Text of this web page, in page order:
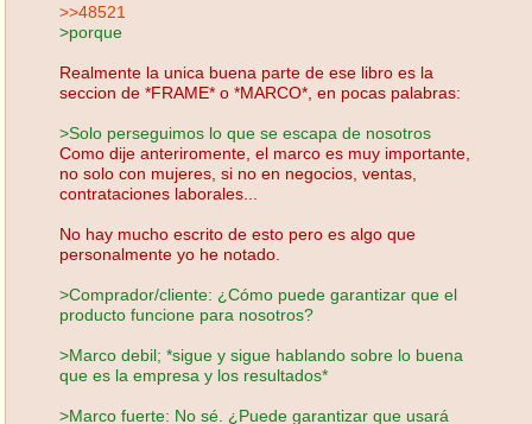
>>48521
>porque
Realmente la unica buena parte de ese libro es la
seccion de *FRAME* o *MARCO*, en pocas palabras:
>Solo perseguimos lo que se escapa de nosotros
Como dije anteriromente, el marco es muy importante,
no solo con mujeres, si no en negocios, ventas,
contrataciones laborales...
No hay mucho escrito de esto pero es algo que
personalmente yo he notado.
>Comprador/cliente: ¿Cómo puede garantizar que el
producto funcione para nosotros?
>Marco debil; *sigue y sigue hablando sobre lo buena
que es la empresa y los resultados*
>Marco fuerte: No sé. ¿Puede garantizar que usará